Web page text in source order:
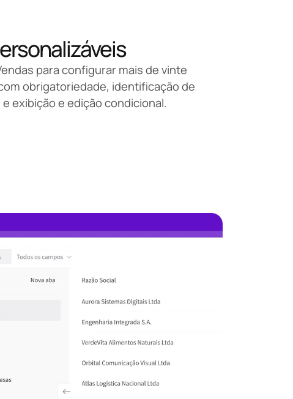
para configurar mais de vinte
obrigatoriedade, identificação de
exibição e edição condicional.